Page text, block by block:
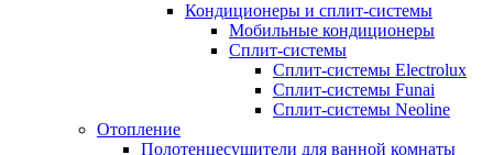
Кондиционеры и сплит-системы
Мобильные кондиционеры
Сплит-системы
Сплит-системы Electrolux
Сплит-системы Funai
Сплит-системы Neoline
Отопление
Полотенцесушители для ванной комнаты